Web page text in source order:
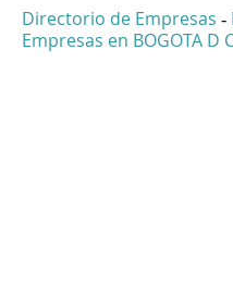
Directorio de Empresas -
Empresas en BOGOTA D